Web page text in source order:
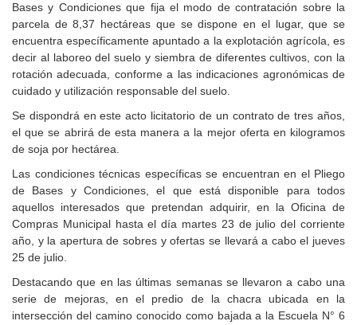
Bases y Condiciones que fija el modo de contratación sobre la
parcela de 8,37 hectáreas que se dispone en el lugar, que se
encuentra específicamente apuntado a la explotación agrícola, es
decir al laboreo del suelo y siembra de diferentes cultivos, con la
rotación adecuada, conforme a las indicaciones agronómicas de
cuidado y utilización responsable del suelo.
Se dispondrá en este acto licitatorio de un contrato de tres años,
el que se abrirá de esta manera a la mejor oferta en kilogramos
de soja por hectárea.
Las condiciones técnicas específicas se encuentran en el Pliego
de Bases y Condiciones, el que está disponible para todos
aquellos interesados que pretendan adquirir, en la Oficina de
Compras Municipal hasta el día martes 23 de julio del corriente
año, y la apertura de sobres y ofertas se llevará a cabo el jueves
25 de julio.
Destacando que en las últimas semanas se llevaron a cabo una
serie de mejoras, en el predio de la chacra ubicada en la
intersección del camino conocido como bajada a la Escuela N° 6